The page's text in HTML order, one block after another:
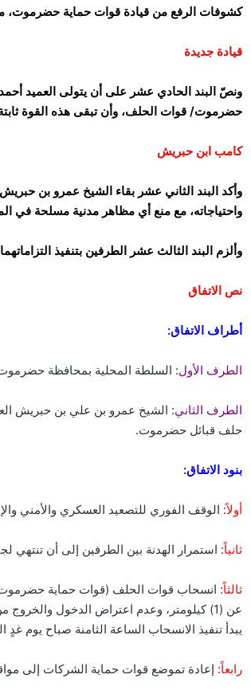
كشوفات الرفع من قيادة قوات حماية حضرموت،
قيادة جديدة
ونصّ البند الحادي عشر على أن يتولى العميد
حضرموت/ قوات الحلف، وأن تبقى هذه القوة
كامب ابن حبريش
وأكد البند الثاني عشر بقاء الشيخ عمرو بن
واحتياجاته، مع منع أي مظاهر مدنية مسلحة في
وألزم البند الثالث عشر الطرفين بتنفيذ
نص الاتفاق
​أطراف الاتفاق:
​الطرف الأول: السلطة المحلية بمحافظة
​الطرف الثاني: الشيخ عمرو بن علي بن حبريش
حلف قبائل حضرموت.
​بنود الاتفاق:
أولاً: الوقف الفوري للتصعيد العسكري والأمني
ثانياً: استمرار الهدنة بين الطرفين إلى أن تنتهي
ثالثاً: انسحاب قوات الحلف (قوات حماية حضرموت
عن (1) كيلومتر، وعدم اعتراض الدخول
يبدأ تنفيذ الانسحاب الساعة الثامنة صباح يوم غدٍ الخميس
رابعاً: إعادة تموضع قوات حماية الشركات إلى